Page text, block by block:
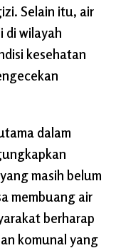
Selain itu, air
di wilayah
kesehatan
dalam
masih belum
membuang air
berharap
komunal yang